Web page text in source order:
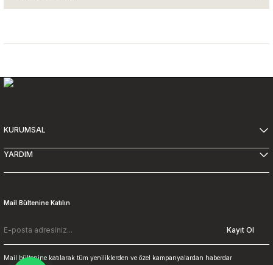
Yorum Yaz
Ürün bilgilerinde hatalar bulunuyor.
Gönder
KURUMSAL
YARDIM
Mail Bültenine Katılın
Kayıt Ol
Mail bültenine katılarak tüm yeniliklerden ve özel kampanyalardan haberdar